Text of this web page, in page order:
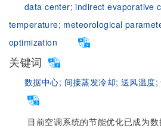
data center;indirect evaporative
temperature; meteorological
optimization
关键词
数据中心; 间接蒸发冷却; 送风温度;
目前空调系统的节能优化已成为